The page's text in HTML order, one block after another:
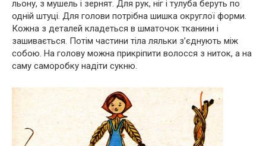
льону, з мушель і зернят. Для рук, ніг і тулуба беруть по
одній штуці. Для голови потрібна шишка округлої форми.
Кожна з деталей кладеться в шматочок тканини і
зашивається. Потім частини тіла ляльки з’єднують між
собою. На голову можна прикріпити волосся з ниток, а на
саму саморобку надіти сукню.